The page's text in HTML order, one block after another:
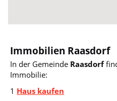
Immobilien Raasdorf
In der Gemeinde Raasdorf
Immobilie:
1 Haus kaufen